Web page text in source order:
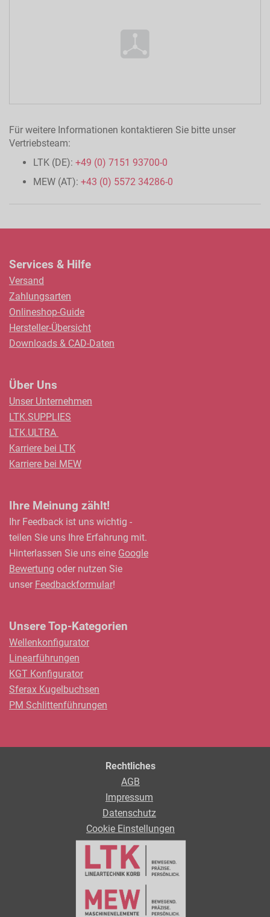
Für weitere Informationen kontaktieren Sie bitte unser
Vertriebsteam:
LTK (DE): +49 (0) 7151 93700-0
MEW (AT): +43 (0) 5572 34286-0
Services & Hilfe
Versand
Zahlungsarten
Onlineshop-Guide
Hersteller-Übersicht
Downloads & CAD-Daten
Über Uns
Unser Unternehmen
LTK.SUPPLIES
LTK.ULTRA
Karriere bei LTK
Karriere bei MEW
Ihre Meinung zählt!
Ihr Feedback ist uns wichtig -
teilen Sie uns Ihre Erfahrung mit.
Hinterlassen Sie uns eine Google
Bewertung oder nutzen Sie
unser Feedbackformular!
Unsere Top-Kategorien
Wellenkonfigurator
Linearführungen
KGT Konfigurator
Sferax Kugelbuchsen
PM Schlittenführungen
Rechtliches
AGB
Impressum
Datenschutz
Cookie Einstellungen